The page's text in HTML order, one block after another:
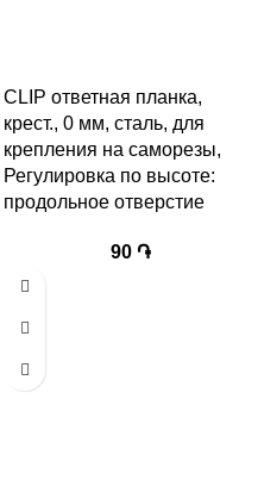
CLIP ответная планка,
крест., 0 мм, сталь, для
крепления на саморезы,
Регулировка по высоте:
продольное отверстие
90 ֏